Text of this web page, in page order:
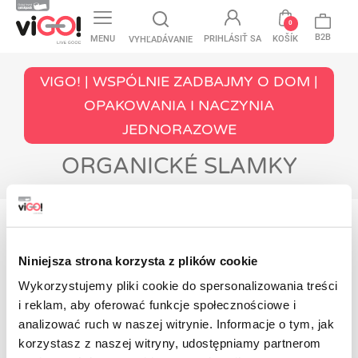
Niniejsza strona korzysta z plików cookie
Wykorzystujemy pliki cookie do spersonalizowania treści
i reklam, aby oferować funkcje społecznościowe i
analizować ruch w naszej witrynie. Informacje o tym, jak
korzystasz z naszej witryny, udostępniamy partnerom
MENU VYHĽADÁVANIE PRIHLÁSIŤ SA KOŠÍK
0
B2B
VIGO! | WSPÓLNIE ZADBAJMY O DOM |
OPAKOWANIA I NACZYNIA
JEDNORAZOWE
ORGANICKÉ SLAMKY
V ponuke ešte nemáme žiadny produkt
Zostaňte naladení! Akonáhle do ponuky
pridáme ďalšie produkty, zobrazia sa na tomto
mieste.
Kontakt